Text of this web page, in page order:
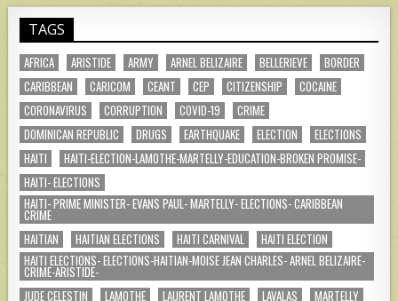
TAGS
AFRICA ARISTIDE ARMY ARNEL BELIZAIRE BELLERIEVE
BORDER
CARIBBEAN
CARICOM CEANT CEP CITIZENSHIP
COCAINE
CORONAVIRUS
CORRUPTION COVID-19
CRIME
DOMINICAN REPUBLIC
DRUGS EARTHQUAKE ELECTION
ELECTIONS
HAITI
HAITI-ELECTION-LAMOTHE-MARTELLY-EDUCATION-BROKEN PROMISE-
HAITI- ELECTIONS
HAITI- PRIME MINISTER- EVANS PAUL- MARTELLY- ELECTIONS- CARIBBEAN
CRIME
HAITIAN
HAITIAN ELECTIONS HAITI CARNIVAL
HAITI ELECTION
HAITI ELECTIONS- ELECTIONS-HAITIAN-MOISE JEAN CHARLES- ARNEL BELIZAIRE-
CRIME-ARISTIDE-
JUDE CELESTIN
LAMOTHE LAURENT LAMOTHE LAVALAS MARTELLY